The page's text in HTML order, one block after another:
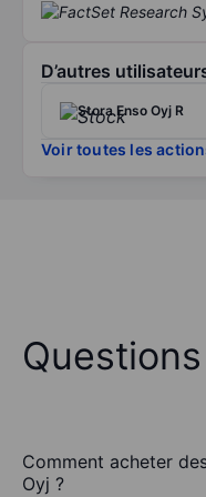
D’autres
Stora Enso Oyj R
Voir toutes les
Comment acheter
Oyj ?